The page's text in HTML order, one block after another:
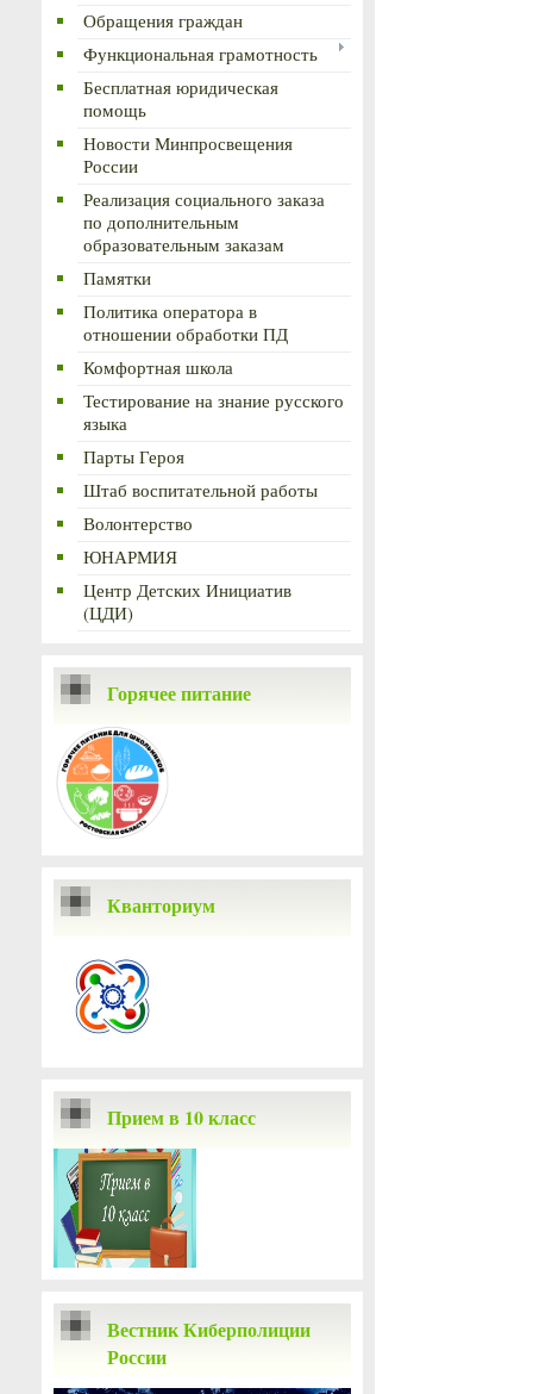
Обращения граждан
Функциональная грамотность
Бесплатная юридическая
помощь
Новости Минпросвещения
России
Реализация социального заказа
по дополнительным
образовательным заказам
Памятки
Политика оператора в
отношении обработки ПД
Комфортная школа
Тестирование на знание русского
языка
Парты Героя
Штаб воспитательной работы
Волонтерство
ЮНАРМИЯ
Центр Детских Инициатив
(ЦДИ)
Горячее питание
Кванториум
Прием в 10 класс
Вестник Киберполиции
России